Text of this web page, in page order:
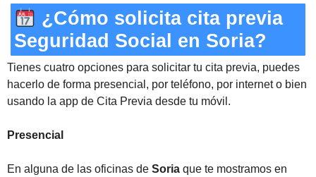
¿Cómo solicita cita previa
Seguridad Social en Soria?
Tienes cuatro opciones para solicitar tu cita previa, puedes
hacerlo de forma presencial, por teléfono, por internet o bien
usando la app de Cita Previa desde tu móvil.
Presencial
En alguna de las oficinas de Soria que te mostramos en